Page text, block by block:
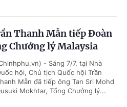
Thanh Mẫn tiếp Đoàn
Chưởng lý Malaysia
- Sáng 7/7, tại Nhà
hội, Chủ tịch Quốc hội Trần
Mẫn đã tiếp ông Tan Sri Mohd
Mokhtar, Tổng Chưởng lý...